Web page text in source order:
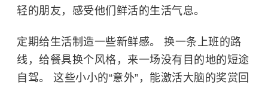
轻的朋友，感受他们鲜活的生活气息。
定期给生活制造一些新鲜感。 换一条上班的路
线，给餐具换个风格，来一场没有目的地的短途
自驾。 这些小小的“意外”，能激活大脑的奖赏回